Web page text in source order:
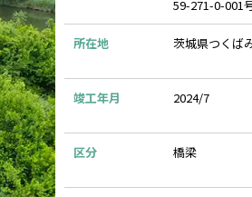
59-271-0-
所在地 茨城県つくば
竣工年月 2024/7
区分 橋梁